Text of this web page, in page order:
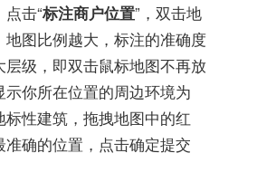
击“标注商户位置”，双击地
图比例越大，标注的准确度
级，即双击鼠标地图不再放
你所在位置的周边环境为
性建筑，拖拽地图中的红
准确的位置，点击确定提交